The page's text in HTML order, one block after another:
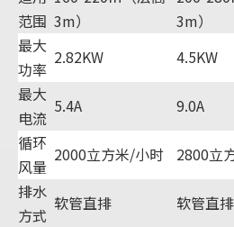
范围 3m）
3m）
最大
功率
2.82KW 4.5KW
最大
电流
5.4A 9.0A
循环
风量
2000立方米/小时 2800立
排水
方式
软管直排 软管直排